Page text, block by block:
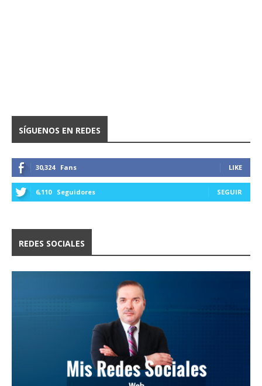
SÍGUENOS EN REDES
30,324 Fans LIKE
6,110 Seguidores SEGUIR
REDES SOCIALES